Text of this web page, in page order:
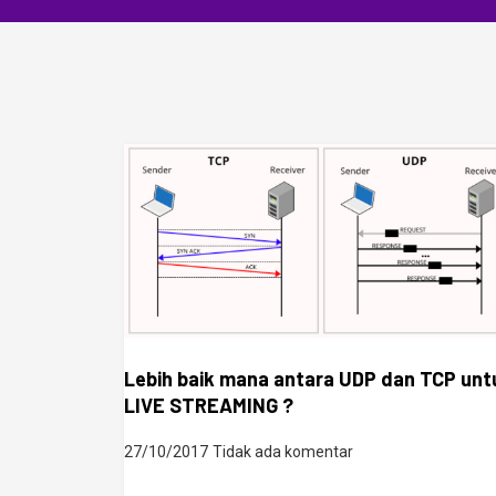
Lebih baik mana antara UDP dan TCP
LIVE STREAMING ?
27/10/2017 Tidak ada komentar